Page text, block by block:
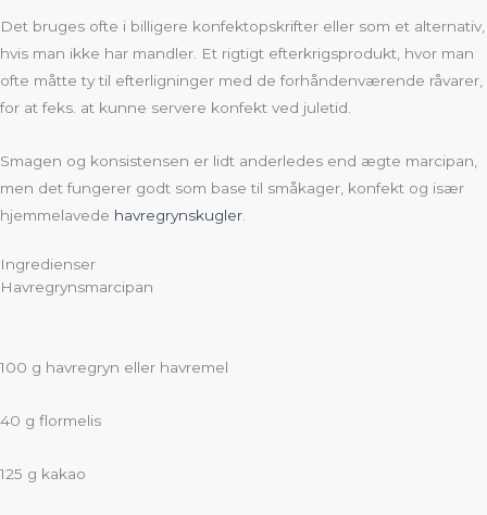
Det bruges ofte i billigere konfektopskrifter eller som et alternativ,
hvis man ikke har mandler. Et rigtigt efterkrigsprodukt, hvor man
ofte måtte ty til efterligninger med de forhåndenværende råvarer,
for at feks. at kunne servere konfekt ved juletid.
Smagen og konsistensen er lidt anderledes end ægte marcipan,
men det fungerer godt som base til småkager, konfekt og især
hjemmelavede havregrynskugler.
Ingredienser
Havregrynsmarcipan
100 g havregryn eller havremel
40 g flormelis
125 g kakao